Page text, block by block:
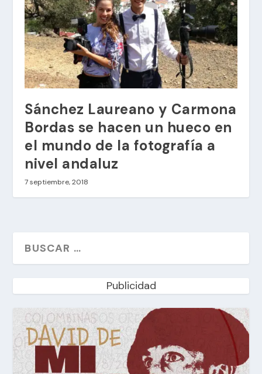
Sánchez Laureano y Carmona
Bordas se hacen un hueco en
el mundo de la fotografía a
nivel andaluz
7 septiembre, 2018
Publicidad